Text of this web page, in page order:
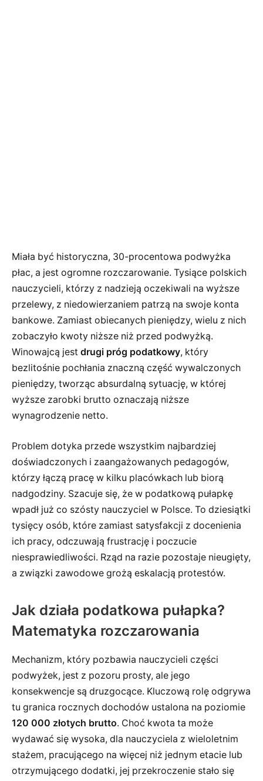
Miała być historyczna, 30-procentowa podwyżka
płac, a jest ogromne rozczarowanie. Tysiące polskich
nauczycieli, którzy z nadzieją oczekiwali na wyższe
przelewy, z niedowierzaniem patrzą na swoje konta
bankowe. Zamiast obiecanych pieniędzy, wielu z nich
zobaczyło kwoty niższe niż przed podwyżką.
Winowajcą jest drugi próg podatkowy, który
bezlitośnie pochłania znaczną część wywalczonych
pieniędzy, tworząc absurdalną sytuację, w której
wyższe zarobki brutto oznaczają niższe
wynagrodzenie netto.
Problem dotyka przede wszystkim najbardziej
doświadczonych i zaangażowanych pedagogów,
którzy łączą pracę w kilku placówkach lub biorą
nadgodziny. Szacuje się, że w podatkową pułapkę
wpadł już co szósty nauczyciel w Polsce. To dziesiątki
tysięcy osób, które zamiast satysfakcji z docenienia
ich pracy, odczuwają frustrację i poczucie
niesprawiedliwości. Rząd na razie pozostaje nieugięty,
a związki zawodowe grożą eskalacją protestów.
Jak działa podatkowa pułapka?
Matematyka rozczarowania
Mechanizm, który pozbawia nauczycieli części
podwyżek, jest z pozoru prosty, ale jego
konsekwencje są druzgocące. Kluczową rolę odgrywa
tu granica rocznych dochodów ustalona na poziomie
120 000 złotych brutto. Choć kwota ta może
wydawać się wysoka, dla nauczyciela z wieloletnim
stażem, pracującego na więcej niż jednym etacie lub
otrzymującego dodatki, jej przekroczenie stało się